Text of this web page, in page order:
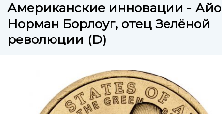
Американские инновации -
Норман Борлоуг, отец Зелёной
революции (D)